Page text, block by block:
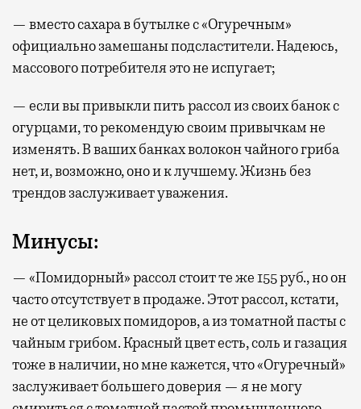
— вместо сахара в бутылке с «Огуречным»
официально замешаны подсластители. Надеюсь,
массового потребителя это не испугает;
— если вы привыкли пить рассол из своих банок с
огурцами, то рекомендую своим привычкам не
изменять. В ваших банках волокон чайного гриба
нет, и, возможно, оно и к лучшему. Жизнь без
трендов заслуживает уважения.
Минусы:
— «Помидорный» рассол стоит те же 155 руб., но он
часто отсутствует в продаже. Этот рассол, кстати,
не от целиковых помидоров, а из томатной пасты с
чайным грибом. Красный цвет есть, соль и газация
тоже в наличии, но мне кажется, что «Огуречный»
заслуживает большего доверия — я не могу